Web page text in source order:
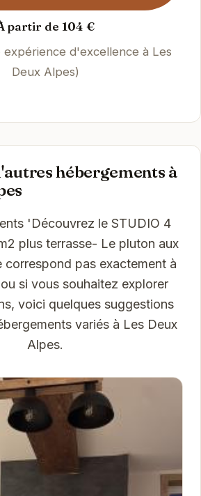
partir de 104 €
d'excellence à Les
Deux Alpes)
hébergements à
'Découvrez le STUDIO 4
plus terrasse- Le pluton aux
correspond pas exactement à
si vous souhaitez explorer
voici quelques suggestions
variés à Les Deux
Alpes.